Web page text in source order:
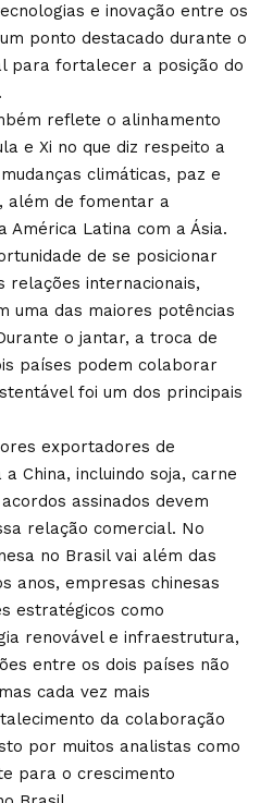
e inovação entre os
ponto destacado durante o
para fortalecer a posição do
reflete o alinhamento
e Xi no que diz respeito a
climáticas, paz e
além de fomentar a
América Latina com a Ásia.
de se posicionar
relações internacionais,
uma das maiores potências
o jantar, a troca de
países podem colaborar
foi um dos principais
exportadores de
China, incluindo soja, carne
assinados devem
relação comercial. No
no Brasil vai além das
anos, empresas chinesas
estratégicos como
renovável e infraestrutura,
entre os dois países não
cada vez mais
da colaboração
por muitos analistas como
para o crescimento